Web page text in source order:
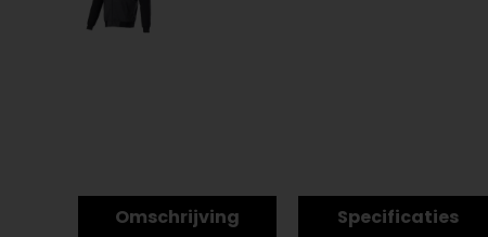
Omschrijving Specificaties